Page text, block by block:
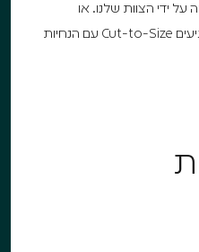
על ידי הצוות שלנו. או
לחלופין - החיפויים מגיעים Cut-to-Size עם הנחיות